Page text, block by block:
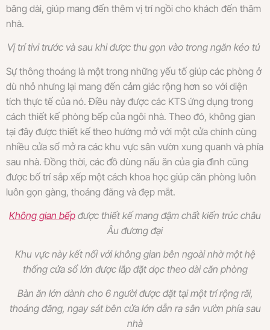
băng dài, giúp mang đến thêm vị trí ngồi cho khách đến thăm
nhà.
Vị trí tivi trước và sau khi được thu gọn vào trong ngăn kéo tủ
Sự thông thoáng là một trong những yếu tố giúp các phòng ở
dù nhỏ nhưng lại mang đến cảm giác rộng hơn so với diện
tích thực tế của nó. Điều này được các KTS ứng dụng trong
cách thiết kế phòng bếp của ngôi nhà. Theo đó, không gian
tại đây được thiết kế theo hướng mở với một cửa chính cùng
nhiều cửa sổ mở ra các khu vực sân vườn xung quanh và phía
sau nhà. Đồng thời, các đồ dùng nấu ăn của gia đình cũng
được bố trí sắp xếp một cách khoa học giúp căn phòng luôn
luôn gọn gàng, thoáng đãng và đẹp mắt.
Không gian bếp được thiết kế mang đậm chất kiến trúc châu
Âu đương đại
Khu vực này kết nối với không gian bên ngoài nhờ một hệ
thống cửa sổ lớn được lắp đặt dọc theo dài căn phòng
Bàn ăn lớn dành cho 6 người được đặt tại một trí rộng rãi,
thoáng đãng, ngay sát bên cửa lớn dẫn ra sân vườn phía sau
nhà